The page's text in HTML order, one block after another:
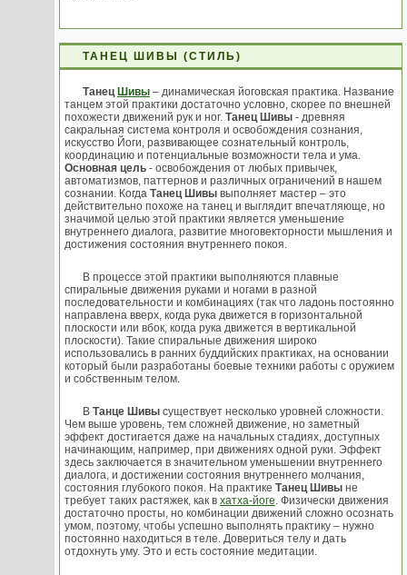
ТАНЕЦ ШИВЫ (СТИЛЬ)
Танец Шивы – динамическая йоговская практика. Название
танцем этой практики достаточно условно, скорее по внешней
похожести движений рук и ног. Танец Шивы - древняя
сакральная система контроля и освобождения сознания,
искусство Йоги, развивающее сознательный контроль,
координацию и потенциальные возможности тела и ума.
Основная цель - освобождения от любых привычек,
автоматизмов, паттернов и различных ограничений в нашем
сознании. Когда Танец Шивы выполняет мастер – это
действительно похоже на танец и выглядит впечатляюще, но
значимой целью этой практики является уменьшение
внутреннего диалога, развитие многовекторности мышления и
достижения состояния внутреннего покоя.
В процессе этой практики выполняются плавные
спиральные движения руками и ногами в разной
последовательности и комбинациях (так что ладонь постоянно
направлена вверх, когда рука движется в горизонтальной
плоскости или вбок, когда рука движется в вертикальной
плоскости). Такие спиральные движения широко
использовались в ранних буддийских практиках, на основании
который были разработаны боевые техники работы с оружием
и собственным телом.
В Танце Шивы существует несколько уровней сложности.
Чем выше уровень, тем сложней движение, но заметный
эффект достигается даже на начальных стадиях, доступных
начинающим, например, при движениях одной руки. Эффект
здесь заключается в значительном уменьшении внутреннего
диалога, и достижении состояния внутреннего молчания,
состояния глубокого покоя. На практике Танец Шивы не
требует таких растяжек, как в хатха-йоге . Физически движения
достаточно просты, но комбинации движений сложно осознать
умом, поэтому, чтобы успешно выполнять практику – нужно
постоянно находиться в теле. Довериться телу и дать
отдохнуть уму. Это и есть состояние медитации.